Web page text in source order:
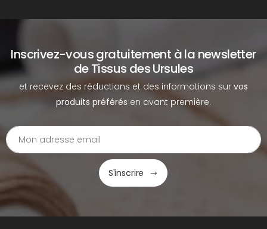
Inscrivez-vous gratuitement à la newsletter
de Tissus des Ursules
et recevez des réductions et des informations sur vos
produits préférés en avant première.
S'inscrire